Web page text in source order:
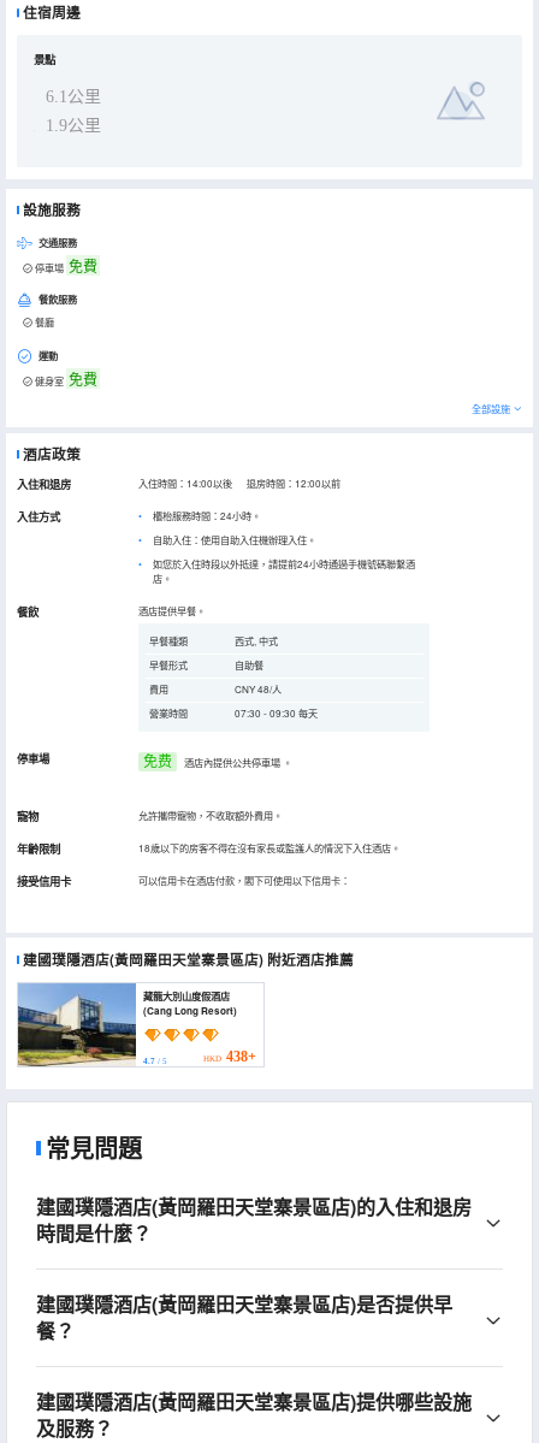
住宿周邊
景點
6.1公里
1.9公里
設施服務
交通服務
停車場 免費
餐飲服務
餐廳
運動
健身室 免費
全部設施
酒店政策
入住和退房 入住時間：14:00以後 退房時間：12:00以前
入住方式
櫃枱服務時間：24小時。
自助入住：使用自助入住機辦理入住。
如您於入住時段以外抵達，請提前24小時通過手機號碼聯繫酒
店。
餐飲 酒店提供早餐。
早餐種類
西式, 中式
早餐形式
自助餐
費用
CNY 48/人
營業時間
07:30 - 09:30 每天
停車場 免费 酒店內提供公共停車場 。
寵物 允許攜帶寵物，不收取額外費用。
年齡限制 18歲以下的房客不得在沒有家長或監護人的情況下入住酒店。
接受信用卡 可以信用卡在酒店付款，閣下可使用以下信用卡：
建國璞隱酒店(黃岡羅田天堂寨景區店) 附近酒店推薦
藏龍大別山度假酒店
(Cang Long Resort)
4.7 / 5 HKD 438+
常見問題
建國璞隱酒店(黃岡羅田天堂寨景區店)的入住和退房
時間是什麼？
建國璞隱酒店(黃岡羅田天堂寨景區店)是否提供早
餐？
建國璞隱酒店(黃岡羅田天堂寨景區店)提供哪些設施
及服務？